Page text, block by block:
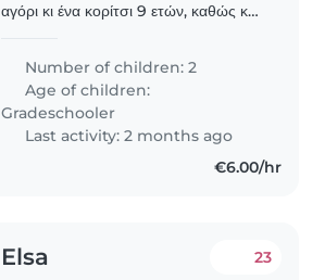
αγόρι κι ένα κορίτσι 9 ετών, καθώς και
τους. Θα προτιμούσαμε να έχει
εμπειρία με παιδιά, να είναι αξιόπιστη,
φιλική..
Number of children: 2
Age of children:
Gradeschooler
Last activity: 2 months ago
€6.00/hr
Elsa 23